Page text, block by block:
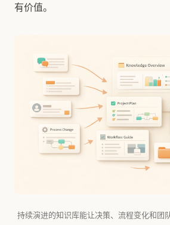
有价值。
持续演进的知识库能让决策、流程变化和团